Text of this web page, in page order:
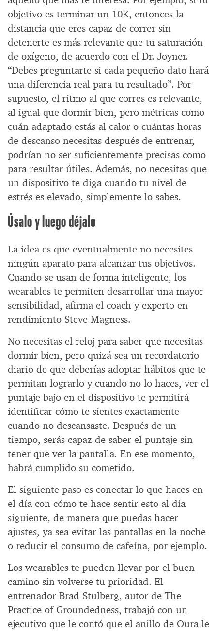
objetivo es terminar un 10K, entonces la
distancia que eres capaz de correr sin
detenerte es más relevante que tu saturación
de oxígeno, de acuerdo con el Dr. Joyner.
“Debes preguntarte si cada pequeño dato hará
una diferencia real para tu resultado”. Por
supuesto, el ritmo al que corres es relevante,
al igual que dormir bien, pero métricas como
cuán adaptado estás al calor o cuántas horas
de descanso necesitas después de entrenar,
podrían no ser suficientemente precisas como
para resultar útiles. Además, no necesitas que
un dispositivo te diga cuando tu nivel de
estrés es elevado, simplemente lo sabes.
Úsalo y luego déjalo
La idea es que eventualmente no necesites
ningún aparato para alcanzar tus objetivos.
Cuando se usan de forma inteligente, los
wearables te permiten desarrollar una mayor
sensibilidad, afirma el coach y experto en
rendimiento Steve Magness.
No necesitas el reloj para saber que necesitas
dormir bien, pero quizá sea un recordatorio
diario de que deberías adoptar hábitos que te
permitan lograrlo y cuando no lo haces, ver el
puntaje bajo en el dispositivo te permitirá
identificar cómo te sientes exactamente
cuando no descansaste. Después de un
tiempo, serás capaz de saber el puntaje sin
tener que ver la pantalla. En ese momento,
habrá cumplido su cometido.
El siguiente paso es conectar lo que haces en
el día con cómo te hace sentir esto al día
siguiente, de manera que puedas hacer
ajustes, ya sea evitar las pantallas en la noche
o reducir el consumo de cafeína, por ejemplo.
Los wearables te pueden llevar por el buen
camino sin volverse tu prioridad. El
entrenador Brad Stulberg, autor de The
Practice of Groundedness, trabajó con un
ejecutivo que le contó que el anillo de Oura le